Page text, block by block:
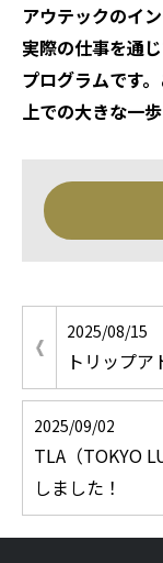
アウテックのイ
実際の仕事を通
プログラムです
上での大きな一
2025/08/15
トリップア
2025/09/02
TLA（TOKYO
しました！